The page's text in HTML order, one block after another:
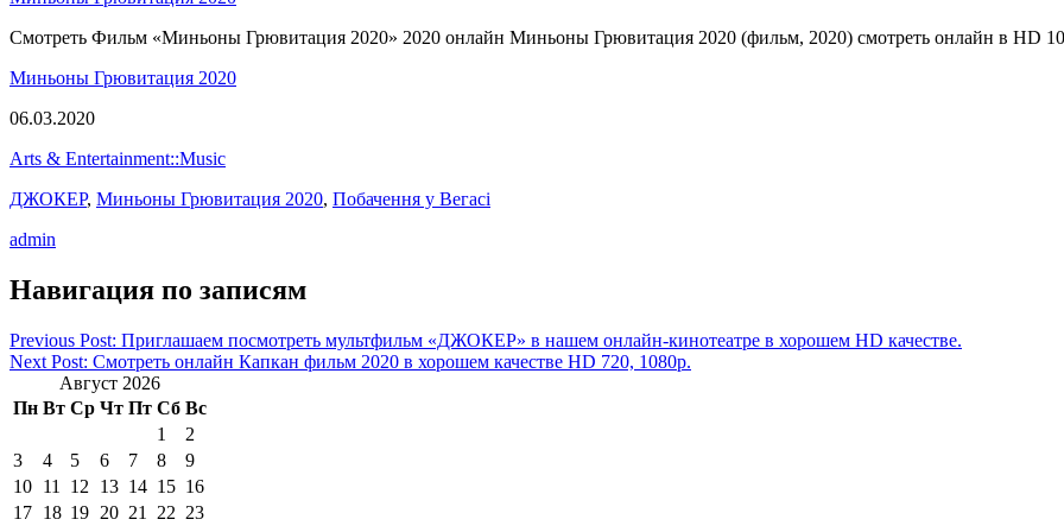
Смотреть Фильм «Миньоны Грювитация 2020» 2020 онлайн Миньоны Грювитация 2020 (фильм, 2020) смотреть онлайн в HD
Миньоны Грювитация 2020
06.03.2020
Arts & Entertainment::Music
ДЖОКЕР, Миньоны Грювитация 2020, Побачення у Вегасі
admin
Навигация по записям
Previous Post: Приглашаем посмотреть мультфильм «ДЖОКЕР» в нашем онлайн-кинотеатре в хорошем HD качестве.
Next Post: Смотреть онлайн Капкан фильм 2020 в хорошем качестве HD 720, 1080p.
Август 2026
Пн Вт Ср Чт Пт Сб Вс
1
2
3
4 5 6 7 8
9
10 11 12 13 14 15 16
17 18 19 20 21 22 23